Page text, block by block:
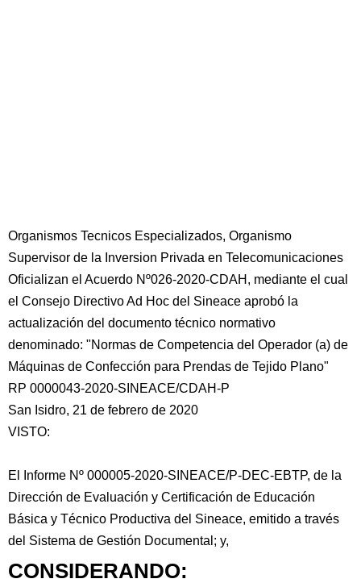
Organismos Tecnicos Especializados, Organismo
Supervisor de la Inversion Privada en Telecomunicaciones
Oficializan el Acuerdo Nº026-2020-CDAH, mediante el cual
el Consejo Directivo Ad Hoc del Sineace aprobó la
actualización del documento técnico normativo
denominado: "Normas de Competencia del Operador (a) de
Máquinas de Confección para Prendas de Tejido Plano"
RP 0000043-2020-SINEACE/CDAH-P
San Isidro, 21 de febrero de 2020
VISTO:
El Informe Nº 000005-2020-SINEACE/P-DEC-EBTP, de la
Dirección de Evaluación y Certificación de Educación
Básica y Técnico Productiva del Sineace, emitido a través
del Sistema de Gestión Documental; y,
CONSIDERANDO: